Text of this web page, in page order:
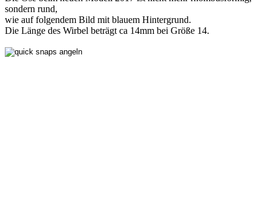
sondern rund,
wie auf folgendem Bild mit blauem Hintergrund.
Die Länge des Wirbel beträgt ca 14mm bei Größe 14.